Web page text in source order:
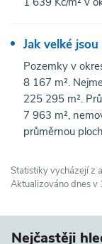
Jak velké
Pozemky v
8 167 m².
225 295 m².
7 963 m²,
průměrnou
Statistiky vycházejí z
Aktualizováno dnes v
Nejčastěji